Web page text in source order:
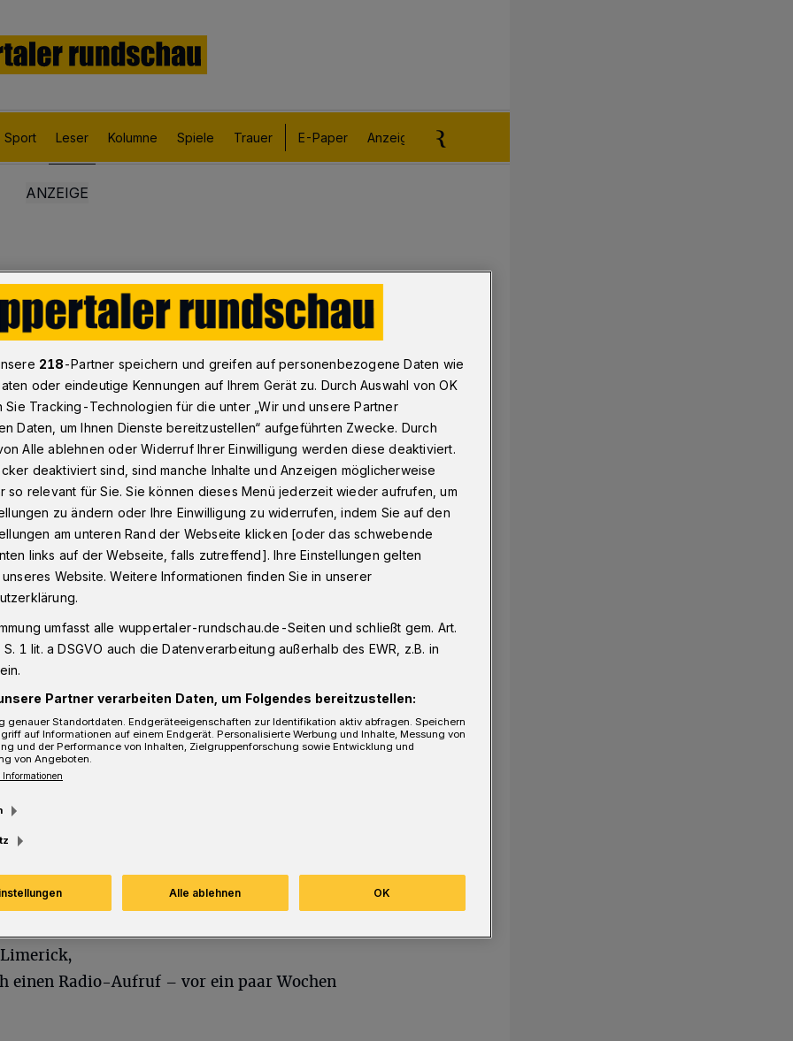
Sport Leser Kolumne Spiele Trauer E-Paper Anzeigen aufgeben
Kommentar
vom 27. Juni 2020
einen Radio-Aufruf – vor ein paar Wochen
218-Partner speichern und greifen auf personenbezogene Daten wie
oder eindeutige Kennungen auf Ihrem Gerät zu. Durch Auswahl von OK
Sie Tracking-Technologien für die unter „Wir und unsere Partner
Daten, um Ihnen Dienste bereitzustellen“ aufgeführten Zwecke. Durch
Alle ablehnen oder Widerruf Ihrer Einwilligung werden diese deaktiviert.
deaktiviert sind, sind manche Inhalte und Anzeigen möglicherweise
so relevant für Sie. Sie können dieses Menü jederzeit wieder aufrufen, um
zu ändern oder Ihre Einwilligung zu widerrufen, indem Sie auf den
am unteren Rand der Webseite klicken [oder das schwebende
links auf der Webseite, falls zutreffend]. Ihre Einstellungen gelten
Website. Weitere Informationen finden Sie in unserer
umfasst alle wuppertaler-rundschau.de-Seiten und schließt gem. Art.
1 lit. a DSGVO auch die Datenverarbeitung außerhalb des EWR, z.B. in
Partner verarbeiten Daten, um Folgendes bereitzustellen:
genauer Standortdaten. Endgeräteeigenschaften zur Identifikation aktiv abfragen. Speichern
auf Informationen auf einem Endgerät. Personalisierte Werbung und Inhalte, Messung von
und der Performance von Inhalten, Zielgruppenforschung sowie Entwicklung und
von Angeboten.
Alle ablehnen OK